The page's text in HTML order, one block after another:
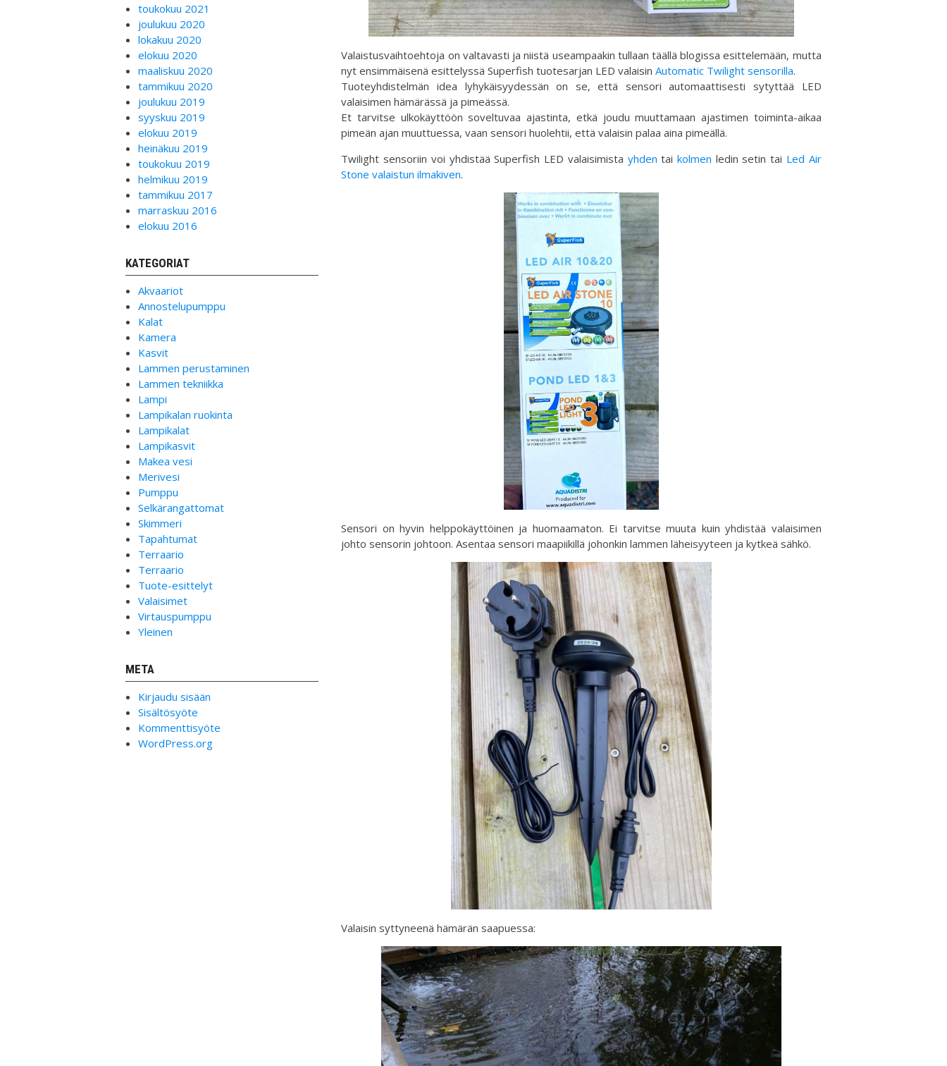
Valaistusvaihtoehtoja on valtavasti ja niistä useampaakin tullaan täällä blogissa esittelemään, mutta
nyt ensimmäisenä esittelyssä Superfish tuotesarjan LED valaisinAutomatic Twilight sensorilla.
Tuoteyhdistelmän idea lyhykäisyydessän on se, että sensori automaattisesti sytyttää LED
valaisimen hämärässä ja pimeässä.
Et tarvitse ulkokäyttöön soveltuvaa ajastinta, etkä joudu muuttamaan ajastimen toiminta-aikaa
pimeän ajan muuttuessa, vaan sensori huolehtii, että valaisin palaa aina pimeällä.
Twilight sensoriin voi yhdistää Superfish LED valaisimista yhden tai kolmen ledin setin tai Led Air
Stone valaistun ilmakiven.
Sensori on hyvin helppokäyttöinen ja huomaamaton. Ei tarvitse muuta kuin yhdistää valaisimen
johto sensorin johtoon. Asentaa sensori maapiikillä johonkin lammen läheisyyteen ja kytkeä sähkö.
Valaisin syttyneenä hämärän saapuessa:
toukokuu 2021
joulukuu 2020
lokakuu 2020
elokuu 2020
maaliskuu 2020
tammikuu 2020
joulukuu 2019
syyskuu 2019
elokuu 2019
heinäkuu 2019
toukokuu 2019
helmikuu 2019
tammikuu 2017
marraskuu 2016
elokuu 2016
KATEGORIAT
Akvaariot
Annostelupumppu
Kalat
Kamera
Kasvit
Lammen perustaminen
Lammen tekniikka
Lampi
Lampikalan ruokinta
Lampikalat
Lampikasvit
Makea vesi
Merivesi
Pumppu
Selkärangattomat
Skimmeri
Tapahtumat
Terraario
Terraario
Tuote-esittelyt
Valaisimet
Virtauspumppu
Yleinen
META
Kirjaudu sisään
Sisältösyöte
Kommenttisyöte
WordPress.org